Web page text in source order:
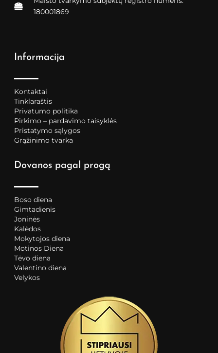
180001869
Informacija
Kontaktai
Tinklaraštis
Privatumo politika
Pirkimo – pardavimo taisyklės
Pristatymo sąlygos
Grąžinimo tvarka
Dovanos pagal progą
Boso diena
Gimtadienis
Joninės
Kalėdos
Mokytojos diena
Motinos Diena
Tėvo diena
Valentino diena
Velykos